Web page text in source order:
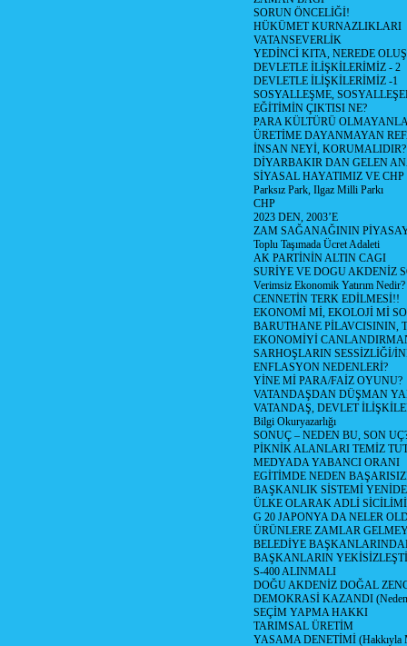
SORUN ÖNCELİĞİ!
HÜKÜMET KURNAZLIKLARI
VATANSEVERLİK
YEDİNCİ KITA, NEREDE
DEVLETLE İLİŞKİLERİMİZ - 2
DEVLETLE İLİŞKİLERİMİZ -1
SOSYALLEŞME,
EĞİTİMİN ÇIKTISI NE?
PARA KÜLTÜRÜ
ÜRETİME DAYANMAYAN
İNSAN NEYİ, KORUMALIDIR?
DİYARBAKIR DAN GELEN
SİYASAL HAYATIMIZ VE CHP
Parksız Park, Ilgaz Milli Parkı
CHP
2023 DEN, 2003’E
ZAM SAĞANAĞININ
Toplu Taşımada Ücret Adaleti
AK PARTİNİN ALTIN CAGI
SURİYE VE DOGU AKDENİZ
Verimsiz Ekonomik Yatırım Nedir?
CENNETİN TERK EDİLMESİ!!
EKONOMİ Mİ, EKOLOJİ Mİ
BARUTHANE PİLAVCISININ,
EKONOMİYİ
SARHOŞLARIN SESSİZLİĞİ/
ENFLASYON NEDENLERİ?
YİNE Mİ PARA/FAİZ OYUNU?
VATANDAŞDAN DÜŞMAN
VATANDAŞ, DEVLET
Bilgi Okuryazarlığı
SONUÇ – NEDEN BU, SON
PİKNİK ALANLARI TEMİZ
MEDYADA YABANCI ORANI
EGİTİMDE NEDEN
BAŞKANLIK SİSTEMİ
ÜLKE OLARAK ADLİ
G 20 JAPONYA DA NELER
ÜRÜNLERE ZAMLAR
BELEDİYE
BAŞKANLARIN
S-400 ALINMALI
DOĞU AKDENİZ DOĞAL
DEMOKRASİ KAZANDI (Neden
SEÇİM YAPMA HAKKI
TARIMSAL ÜRETİM
YASAMA DENETİMİ (Hakkıyla